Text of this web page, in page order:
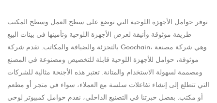
توفر حوامل الأجهزة اللوحية التي توضع على سطح العمل وسطح المكتب
طريقة موثوقة وأنيقة لعرض الأجهزة اللوحية وتأمينها في بيئات البيع
بالتجزئة والضيافة والمكاتب. تقدم شركة Goochain، وهي شركة مصنعة
موثوقة، حوامل للأجهزة اللوحية قابلة للتخصيص ومصنوعة في المصنع
ومصممة لسهولة الاستخدام والمتانة. تعتبر هذه الأجنحة مثالية للشركات
التي تتطلع إلى إنشاء تفاعلات سلسة مع العملاء، سواء في متجر أو مطعم
أو مكتب. بفضل خبرتنا في التصنيع الداخلي، نقدم حوامل كمبيوتر لوحي